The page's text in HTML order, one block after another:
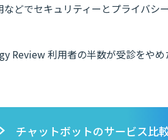
などでセキュリティーとプライバシ
Review 利用者の半数が受診をや
チャットボットのサービス比